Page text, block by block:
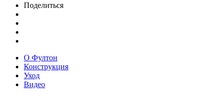
Поделиться
О Фултон
Конструкция
Уход
Видео